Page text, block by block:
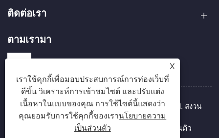
ติดต่อเรา
ตามเรามา
ลิขสิทธิ์ © 2025 Zhejiang Hanxin Cookware Co., Ltd. สงวน
ลิขสิทธิ์
RSSXMLนโยบายความเป็นส่วนตัว
X
เราใช้คุกกี้เพื่อมอบประสบการณ์การท่องเว็บที่
ดีขึ้น วิเคราะห์การเข้าชมไซต์ และปรับแต่ง
เนื้อหาในแบบของคุณ การใช้ไซต์นี้แสดงว่า
คุณยอมรับการใช้คุกกี้ของเรานโยบายความ
เป็นส่วนตัว